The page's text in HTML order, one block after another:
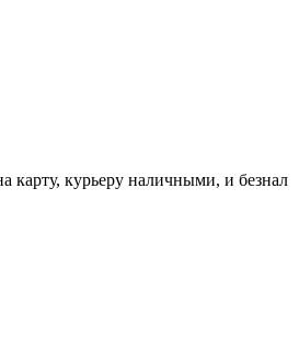
курьеру наличными, и безнал